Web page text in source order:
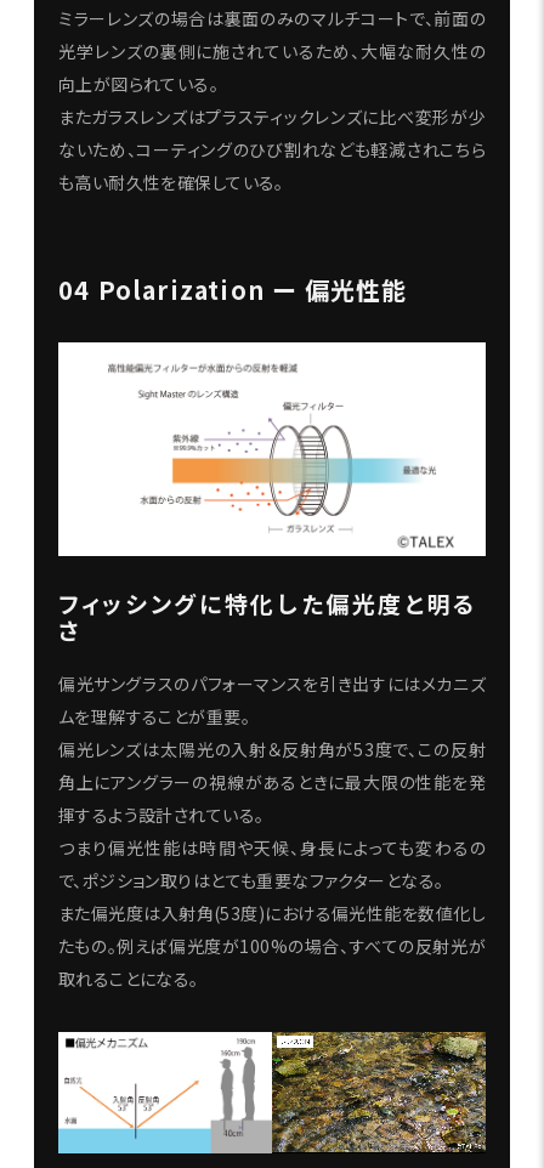
ミラーレンズの場合は裏面のみのマルチコートで、前面の
光学レンズの裏側に施されているため、大幅な耐久性の
向上が図られている。
またガラスレンズはプラスティックレンズに比べ変形が少
ないため、コーティングのひび割れなども軽減されこちら
も高い耐久性を確保している。
04 Polarization ー 偏光性能
フィッシングに特化した偏光度と明る
さ
偏光サングラスのパフォーマンスを引き出すにはメカニズ
ムを理解することが重要。
偏光レンズは太陽光の入射＆反射角が53度で、この反射
角上にアングラーの視線があるときに最大限の性能を発
揮するよう設計されている。
つまり偏光性能は時間や天候、身長によっても変わるの
で、ポジション取りはとても重要なファクターとなる。
また偏光度は入射角(53度)における偏光性能を数値化し
たもの。例えば偏光度が100%の場合、すべての反射光が
取れることになる。